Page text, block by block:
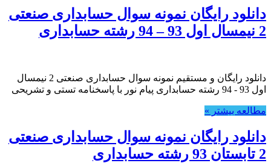
دانلود رایگان نمونه سوال حسابداری صنعتی
2 نیمسال اول 93 – 94 رشته حسابداری
دانلود رایگان و مستقیم نمونه سوال حسابداری صنعتی 2 نیمسال
اول 93 - 94 رشته حسابداری پیام نور با پاسخنامه تستی و تشریحی
مطالعه بیشتر »
دانلود رایگان نمونه سوال حسابداری صنعتی
2 تابستان 93 رشته حسابداری